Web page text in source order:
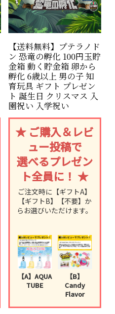
「恐竜おねえさん」生田晴香
氏も推奨。
恐竜好きなお子様だけでな
く、大人の恐竜ファンの方に
もお楽しみいただけます。
商品
名
恐竜の孵化 トリケ
ラトプス
メー
カー
株式会社シャイン
ズ
W80 × H115 ×
D80mm
対象
年齢
6歳以上
使用
硬貨
100円玉専用
≪こんなシーンにおす
・お子様のお誕生日プレゼン
トに
・入園祝い・入学祝いに
・恐竜好きのお孫さんへのギ
フトに
・大人の恐竜ファンの方への
【送料無料】プテラノド
ン 恐竜の孵化 100円玉貯
金箱 動く貯金箱 卵から
孵化 6歳以上 男の子 知
育玩具 ギフト プレゼン
ト 誕生日 クリスマス 入
園祝い 入学祝い
★ ご購入＆レビ
ュー投稿で
選べるプレゼン
ト全員に！ ★
ご注文時に【ギフトA】
【ギフトB】【不要】か
らお選びいただけます。
【A】AQUA
TUBE
【B】
Candy
Flavor